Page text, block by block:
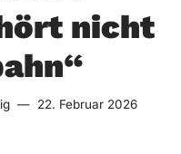
nicht
22. Februar 2026